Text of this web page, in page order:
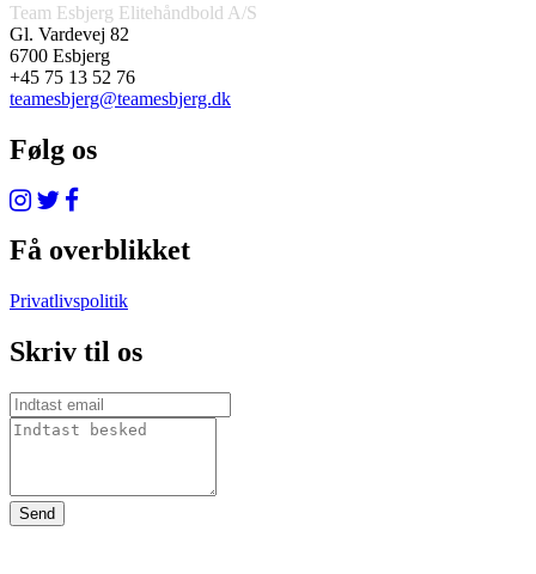
Team Esbjerg Elitehåndbold A/S
Gl. Vardevej 82
6700 Esbjerg
+45 75 13 52 76
teamesbjerg@teamesbjerg.dk
Følg os
Få overblikket
Privatlivspolitik
Skriv til os